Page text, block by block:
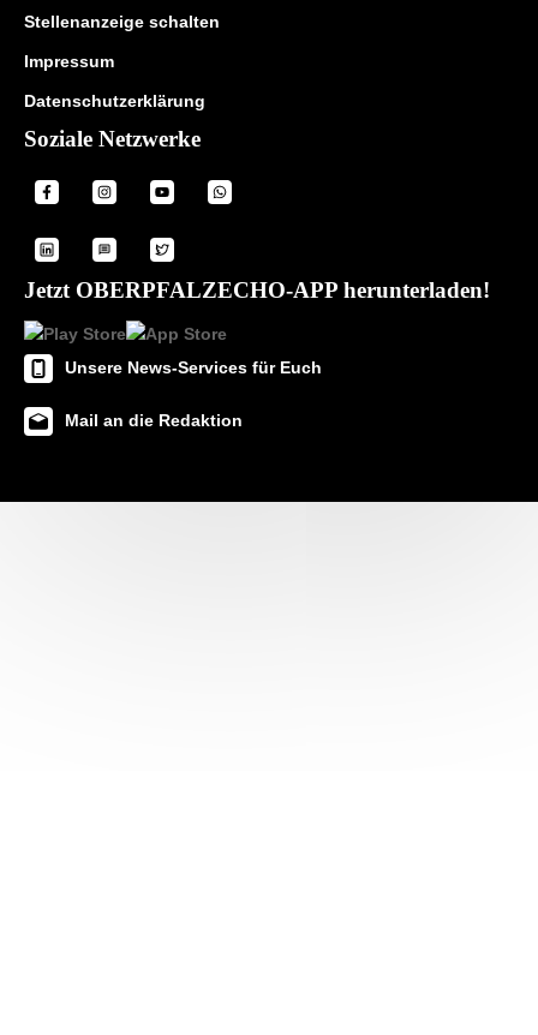
Stellenanzeige schalten
Impressum
Datenschutzerklärung
Soziale Netzwerke
Jetzt OBERPFALZECHO-APP herunterladen!
Unsere News-Services für Euch
Mail an die Redaktion